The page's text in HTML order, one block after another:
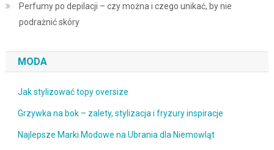
Perfumy po depilacji – czy można i czego unikać, by nie
podrażnić skóry
MODA
Jak stylizować topy oversize
Grzywka na bok – zalety, stylizacja i fryzury inspiracje
Najlepsze Marki Modowe na Ubrania dla Niemowląt